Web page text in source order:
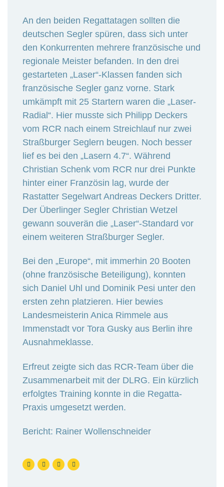
An den beiden Regattatagen sollten die
deutschen Segler spüren, dass sich unter
den Konkurrenten mehrere französische und
regionale Meister befanden. In den drei
gestarteten „Laser“-Klassen fanden sich
französische Segler ganz vorne. Stark
umkämpft mit 25 Startern waren die „Laser-
Radial“. Hier musste sich Philipp Deckers
vom RCR nach einem Streichlauf nur zwei
Straßburger Seglern beugen. Noch besser
lief es bei den „Lasern 4.7“. Während
Christian Schenk vom RCR nur drei Punkte
hinter einer Französin lag, wurde der
Rastatter Segelwart Andreas Deckers Dritter.
Der Überlinger Segler Christian Wetzel
gewann souverän die „Laser“-Standard vor
einem weiteren Straßburger Segler.
Bei den „Europe“, mit immerhin 20 Booten
(ohne französische Beteiligung), konnten
sich Daniel Uhl und Dominik Pesi unter den
ersten zehn platzieren. Hier bewies
Landesmeisterin Anica Rimmele aus
Immenstadt vor Tora Gusky aus Berlin ihre
Ausnahmeklasse.
Erfreut zeigte sich das RCR-Team über die
Zusammenarbeit mit der DLRG. Ein kürzlich
erfolgtes Training konnte in die Regatta-
Praxis umgesetzt werden.
Bericht: Rainer Wollenschneider